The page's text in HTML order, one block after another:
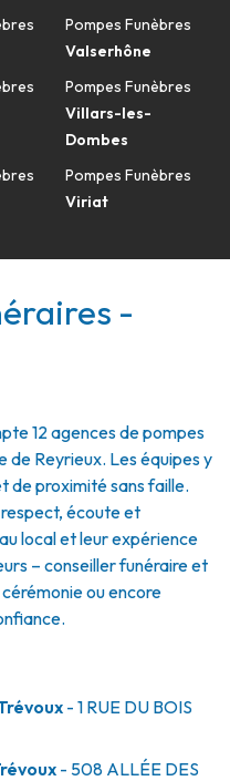
Pompes Funèbres
Valserhône
Pompes Funèbres
Villars-les-
Dombes
Pompes Funèbres
Viriat
-
12 agences de pompes
de Reyrieux. Les équipes y
de proximité sans faille.
écoute et
local et leur expérience
– conseiller funéraire et
ou encore
- 1 RUE DU BOIS
- 508 ALLÉE DES